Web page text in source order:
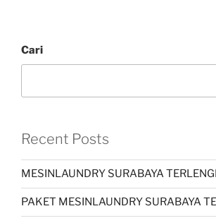
Cari
Recent Posts
MESINLAUNDRY SURABAYA
PAKET MESINLAUNDRY SURABAYA